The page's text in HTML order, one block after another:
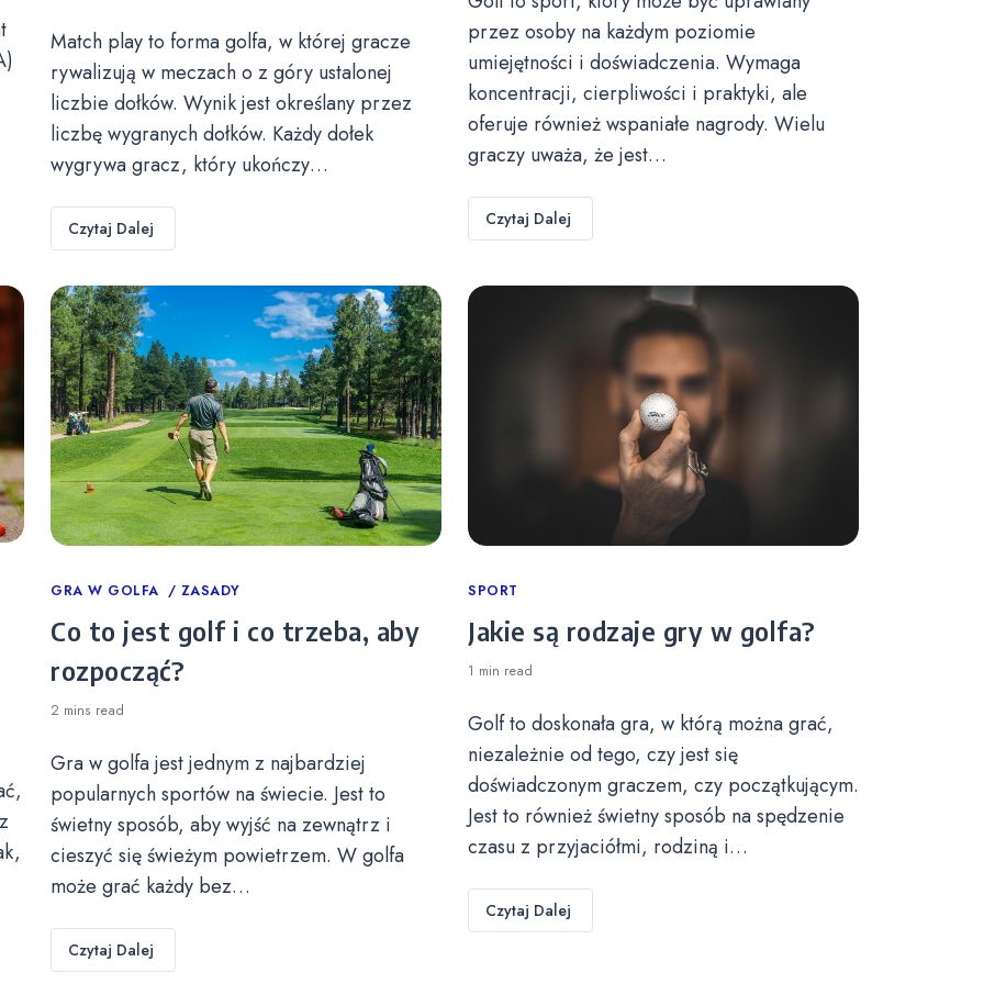
Match play to forma golfa, w której gracze
rywalizują w meczach o z góry ustalonej
liczbie dołków. Wynik jest określany przez
liczbę wygranych dołków. Każdy dołek
wygrywa gracz, który ukończy…
Czytaj Dalej
przez osoby na każdym poziomie
umiejętności i doświadczenia. Wymaga
koncentracji, cierpliwości i praktyki, ale
oferuje również wspaniałe nagrody. Wielu
graczy uważa, że jest…
Czytaj Dalej
Categories
GRA W GOLFA ZASADY
Co to jest golf i co trzeba, aby
rozpocząć?
2 mins read
Gra w golfa jest jednym z najbardziej
popularnych sportów na świecie. Jest to
świetny sposób, aby wyjść na zewnątrz i
cieszyć się świeżym powietrzem. W golfa
może grać każdy bez…
Czytaj Dalej
Categories
SPORT
Jakie są rodzaje gry w golfa?
1 min read
Golf to doskonała gra, w którą można grać,
niezależnie od tego, czy jest się
doświadczonym graczem, czy początkującym.
Jest to również świetny sposób na spędzenie
czasu z przyjaciółmi, rodziną i…
Czytaj Dalej